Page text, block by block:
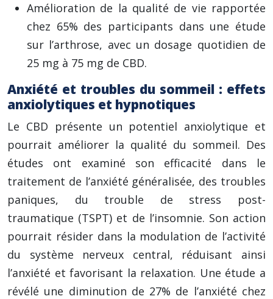
Amélioration de la qualité de vie rapportée
chez 65% des participants dans une étude
sur l’arthrose, avec un dosage quotidien de
25 mg à 75 mg de CBD.
Anxiété et troubles du sommeil : effets
anxiolytiques et hypnotiques
Le CBD présente un potentiel anxiolytique et
pourrait améliorer la qualité du sommeil. Des
études ont examiné son efficacité dans le
traitement de l’anxiété généralisée, des troubles
paniques, du trouble de stress post-
traumatique (TSPT) et de l’insomnie. Son action
pourrait résider dans la modulation de l’activité
du système nerveux central, réduisant ainsi
l’anxiété et favorisant la relaxation. Une étude a
révélé une diminution de 27% de l’anxiété chez